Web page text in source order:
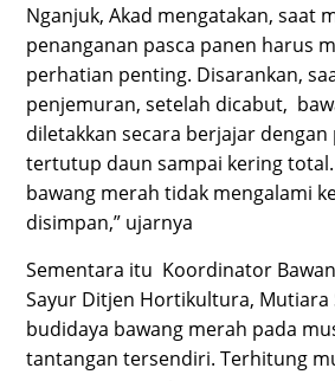
Nganjuk, Akad mengatakan, saat
penanganan pasca panen harus
perhatian penting. Disarankan,
penjemuran, setelah dicabut,
diletakkan secara berjajar
tertutup daun sampai kering
bawang merah tidak mengalami
disimpan,” ujarnya
Sementara itu Koordinator
Sayur Ditjen Hortikultura, Mutiara
budidaya bawang merah pada
tantangan tersendiri. Terhitung